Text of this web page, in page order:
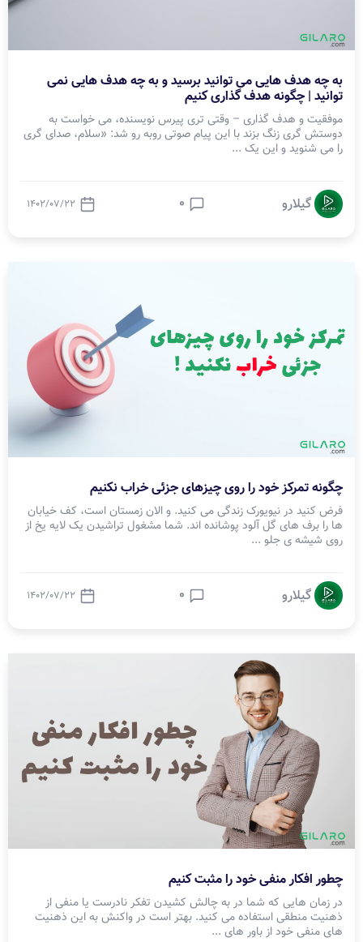
به چه هدف هایی می توانید برسید و به چه هدف هایی نمی
توانید | چگونه هدف گذاری کنیم
موفقیت و هدف گذاری – وقتی تری پیرس نویسنده، می خواست به
دوستش گری زنگ بزند با این پیام صوتی روبه رو شد: «سلام، صدای گری
را می شنوید و این یک ...
گیلارو 0
1402/07/22
چگونه تمرکز خود را روی چیزهای جزئی خراب نکنیم
فرض کنید در نیویورک زندگی می کنید. و الان زمستان است، کف خیابان
ها را برف های گل آلود پوشانده اند. شما مشغول تراشیدن یک لایه یخ از
روی شیشه ی جلو ...
گیلارو 0
1402/07/22
چطور افکار منفی خود را مثبت کنیم
در زمان هایی که شما در به چالش کشیدن تفکر نادرست یا منفی از
ذهنیت منطقی استفاده می کنید. بهتر است در واکنش به این ذهنیت
های منفی خود از باور های ...